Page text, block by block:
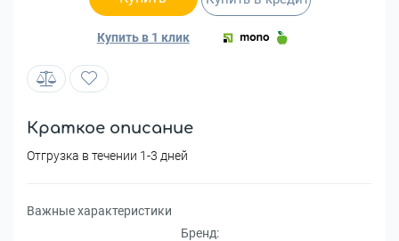
Купить в 1 клик
Краткое описание
Отгрузка в течении 1-3 дней
Важные характеристики
Бренд: